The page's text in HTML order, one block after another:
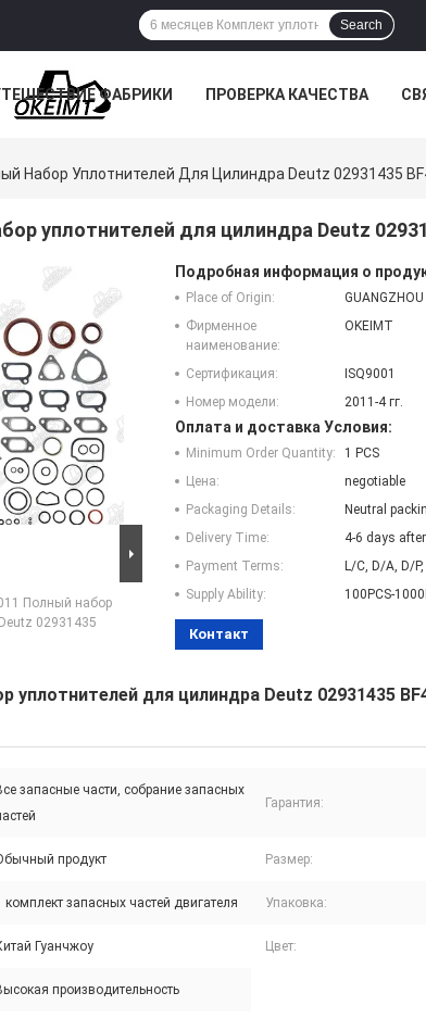
Search
ФАБРИКИ ПРОВЕРКА КАЧЕСТВА
Набор Уплотнителей Для Цилиндра Deutz 02931435
уплотнителей для цилиндра Deutz
Полный набор
02931435
Подробная информация о
Place of Origin:
GUANGZHOU
Фирменное
наименование:
OKEIMT
Сертификация:
ISQ9001
Номер модели:
2011-4 гг.
Оплата и доставка Условия:
Minimum Order Quantity:
1 PCS
Цена:
negotiable
Packaging Details:
Neutral
Delivery Time:
4-6 days
Payment Terms:
L/C, D/A, D/
Supply Ability:
100PCS-
Контакт
уплотнителей для цилиндра Deutz 02931435
запасные части, собрание запасных
Гарантия:
продукт Размер:
комплект запасных частей двигателя Упаковка:
Гуанчжоу Цвет:
производительность